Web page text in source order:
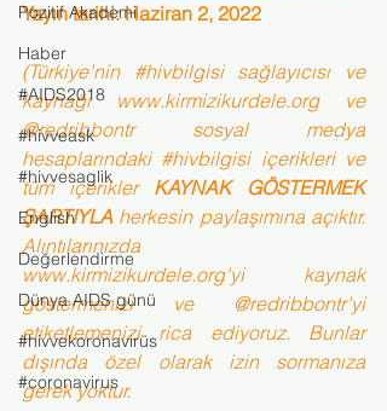
Pozitif Akademi
Haber
#AIDS2018
#hivveask
#hivvesaglik
English
Değerlendirme
Dünya AIDS günü
#hivvekoronavirüs
#coronavirus
Yayın tarihi: Haziran 2, 2022
(Türkiye’nin #hivbilgisi sağlayıcısı ve
kaynağı www.kirmizikurdele.org ve
@redribbontr sosyal medya
hesaplarındaki #hivbilgisi içerikleri ve
tüm içerikler KAYNAK GÖSTERMEK
ŞARTIYLA herkesin paylaşımına açıktır.
Alıntılarınızda
www.kirmizikurdele.org'yi kaynak
göstermenizi ve @redribbontr'yi
etiketlemenizi rica ediyoruz. Bunlar
dışında özel olarak izin sormanıza
gerek yoktur.